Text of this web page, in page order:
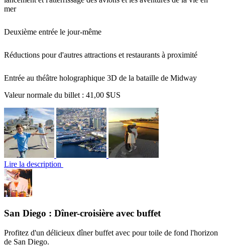
mer
Deuxième entrée le jour-même
Réductions pour d'autres attractions et restaurants à proximité
Entrée au théâtre holographique 3D de la bataille de Midway
Valeur normale du billet : 41,00 $US
Lire la description
San Diego : Dîner-croisière avec buffet
Profitez d'un délicieux dîner buffet avec pour toile de fond l'horizon
de San Diego.